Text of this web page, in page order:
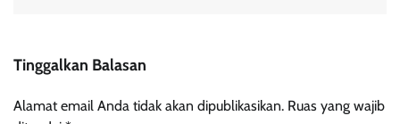
Tinggalkan Balasan
Alamat email Anda tidak akan dipublikasikan. Ruas yang wajib